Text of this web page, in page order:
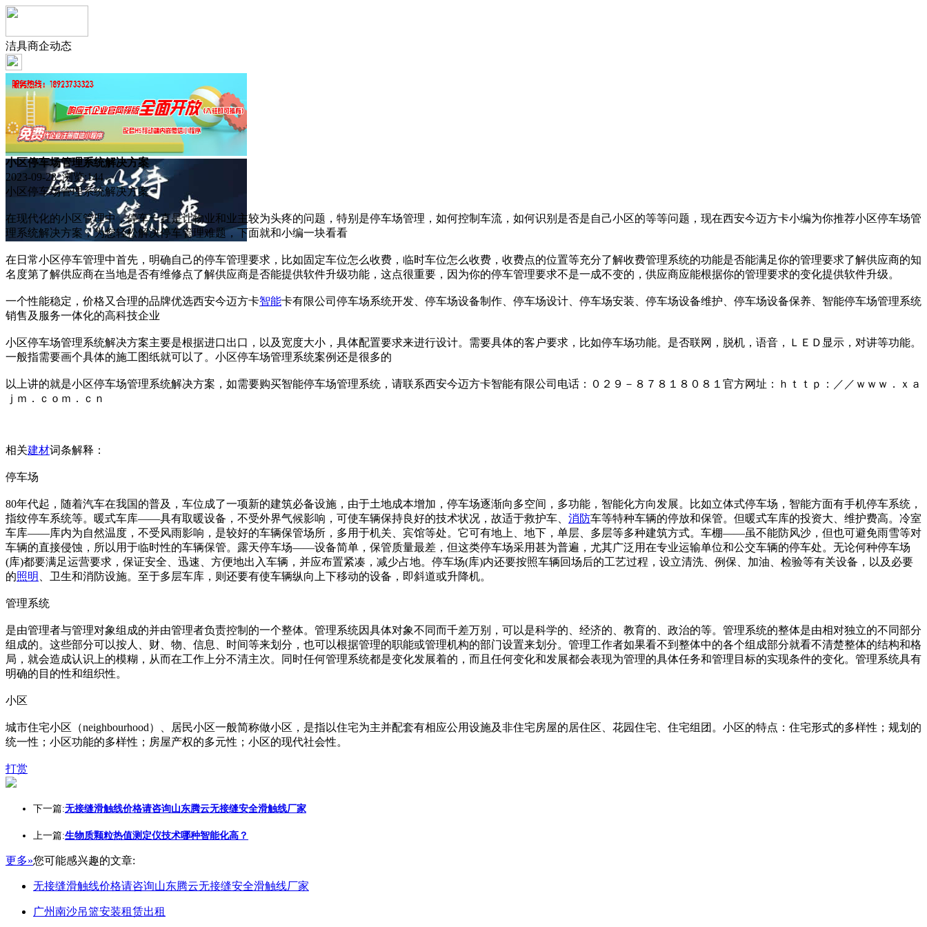
洁具商企动态
小区停车场管理系统解决方案
2023-09-28 浏览:144
小区停车场管理系统解决方案
在现代化的小区管理中，停车一直是让物业和业主较为头疼的问题，特别是停车场管理，如何控制车流，如何识别是否是自己小区的等等问题，现在西安今迈方卡小编为你推荐小区停车场管
理系统解决方案，为您轻松解决停车管理难题，下面就和小编一块看看
在日常小区停车管理中首先，明确自己的停车管理要求，比如固定车位怎么收费，临时车位怎么收费，收费点的位置等充分了解收费管理系统的功能是否能满足你的管理要求了解供应商的知
名度第了解供应商在当地是否有维修点了解供应商是否能提供软件升级功能，这点很重要，因为你的停车管理要求不是一成不变的，供应商应能根据你的管理要求的变化提供软件升级。
一个性能稳定，价格又合理的品牌优选西安今迈方卡智能卡有限公司停车场系统开发、停车场设备制作、停车场设计、停车场安装、停车场设备维护、停车场设备保养、智能停车场管理系统
销售及服务一体化的高科技企业
小区停车场管理系统解决方案主要是根据进口出口，以及宽度大小，具体配置要求来进行设计。需要具体的客户要求，比如停车场功能。是否联网，脱机，语音，ＬＥＤ显示，对讲等功能。
一般指需要画个具体的施工图纸就可以了。小区停车场管理系统案例还是很多的
以上讲的就是小区停车场管理系统解决方案，如需要购买智能停车场管理系统，请联系西安今迈方卡智能有限公司电话：０２９－８７８１８０８１官方网址：ｈｔｔｐ：／／ｗｗｗ．ｘａ
ｊｍ．ｃｏｍ．ｃｎ
相关建材词条解释：
停车场
80年代起，随着汽车在我国的普及，车位成了一项新的建筑必备设施，由于土地成本增加，停车场逐渐向多空间，多功能，智能化方向发展。比如立体式停车场，智能方面有手机停车系统，
指纹停车系统等。暖式车库——具有取暖设备，不受外界气候影响，可使车辆保持良好的技术状况，故适于救护车、 消防车等特种车辆的停放和保管。但暖式车库的投资大、维护费高。冷室
车库——库内为自然温度，不受风雨影响，是较好的车辆保管场所，多用于机关、宾馆等处。它可有地上、地下，单层、多层等多种建筑方式。车棚——虽不能防风沙，但也可避免雨雪等对
车辆的直接侵蚀，所以用于临时性的车辆保管。露天停车场——设备简单，保管质量最差，但这类停车场采用甚为普遍，尤其广泛用在专业运输单位和公交车辆的停车处。无论何种停车场
(库)都要满足运营要求，保证安全、迅速、方便地出入车辆，并应布置紧凑，减少占地。停车场(库)内还要按照车辆回场后的工艺过程，设立清洗、例保、加油、检验等有关设备，以及必要
的照明 、卫生和消防设施。至于多层车库，则还要有使车辆纵向上下移动的设备，即斜道或升降机。
管理系统
是由管理者与管理对象组成的并由管理者负责控制的一个整体。管理系统因具体对象不同而千差万别，可以是科学的、经济的、教育的、政治的等。管理系统的整体是由相对独立的不同部分
组成的。这些部分可以按人、财、物、信息、时间等来划分，也可以根据管理的职能或管理机构的部门设置来划分。管理工作者如果看不到整体中的各个组成部分就看不清楚整体的结构和格
局，就会造成认识上的模糊，从而在工作上分不清主次。同时任何管理系统都是变化发展着的，而且任何变化和发展都会表现为管理的具体任务和管理目标的实现条件的变化。管理系统具有
明确的目的性和组织性。
小区
城市住宅小区（neighbourhood）、居民小区一般简称做小区，是指以住宅为主并配套有相应公用设施及非住宅房屋的居住区、花园住宅、住宅组团。小区的特点：住宅形式的多样性；规划的
统一性；小区功能的多样性；房屋产权的多元性；小区的现代社会性。
打赏
下一篇:无接缝滑触线价格请咨询山东腾云无接缝安全滑触线厂家
上一篇:生物质颗粒热值测定仪技术哪种智能化高？
更多»您可能感兴趣的文章:
无接缝滑触线价格请咨询山东腾云无接缝安全滑触线厂家
广州南沙吊篮安装租赁出租